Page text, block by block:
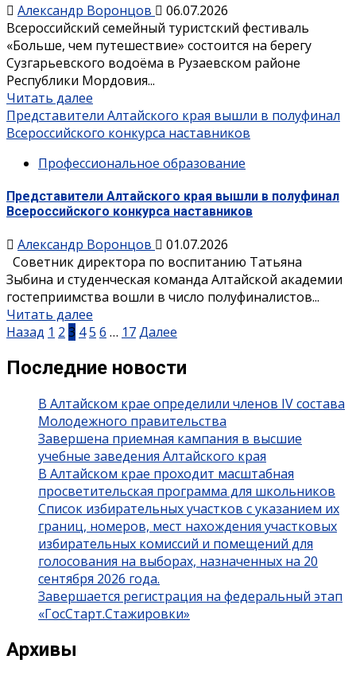
Александр Воронцов
06.07.2026
Всероссийский семейный туристский фестиваль
«Больше, чем путешествие» состоится на берегу
Сузгарьевского водоёма в Рузаевском районе
Республики Мордовия...
Читать далее
Представители Алтайского края вышли в полуфинал
Всероссийского конкурса наставников
Профессиональное образование
Представители Алтайского края вышли в полуфинал
Всероссийского конкурса наставников
Александр Воронцов
01.07.2026
Советник директора по воспитанию Татьяна
Зыбина и студенческая команда Алтайской академии
гостеприимства вошли в число полуфиналистов...
Читать далее
Назад 1 2 3 45 6 … 17Далее
Последние новости
В Алтайском крае определили членов IV состава
Молодежного правительства
Завершена приемная кампания в высшие
учебные заведения Алтайского края
В Алтайском крае проходит масштабная
просветительская программа для школьников
Список избирательных участков с указанием их
границ, номеров, мест нахождения участковых
избирательных комиссий и помещений для
голосования на выборах, назначенных на 20
сентября 2026 года.
Завершается регистрация на федеральный этап
«ГосСтарт.Стажировки»
Архивы